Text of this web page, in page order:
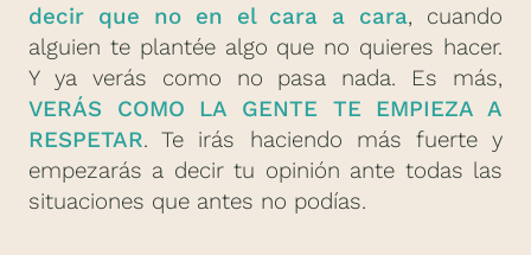
decir que no en el cara a cara, cuando
alguien te plantée algo que no quieres hacer.
Y ya verás como no pasa nada. Es más,
VERÁS COMO LA GENTE TE EMPIEZA A
RESPETAR. Te irás haciendo más fuerte y
empezarás a decir tu opinión ante todas las
situaciones que antes no podías.